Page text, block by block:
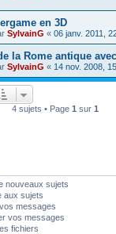
en 3D
SylvainG « 06 janv. 2011,
la Rome antique
SylvainG « 14 nov. 2008,
4 sujets • Page 1 sur 1
nouveaux sujets
aux sujets
messages
vos messages
fichiers